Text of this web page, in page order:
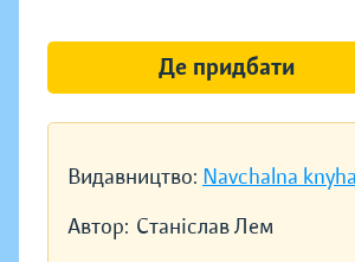
Видавництво: Navchalna
Автор: Станіслав Лем
Де придбати